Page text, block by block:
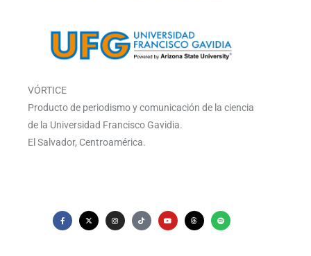
VÓRTICE
Producto de periodismo y comunicación de la ciencia
de la Universidad Francisco Gavidia.
El Salvador, Centroamérica.